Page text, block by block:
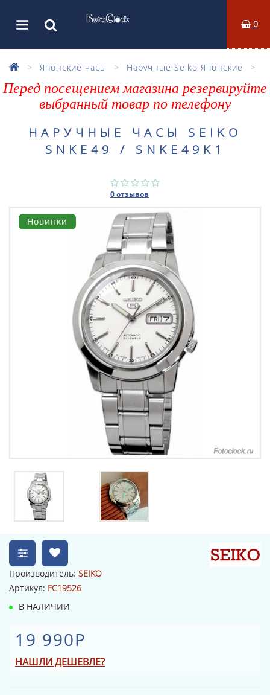
0
Японские часы Наручные Seiko Японские
Перед посещением магазина резервируйте
выбранный товар по телефону
НАРУЧНЫЕ ЧАСЫ SEIKO
SNKE49 / SNKE49K1
0 отзывов
Новинки
Производитель: SEIKO
Артикул: FC19526
В НАЛИЧИИ
19 990Р
НАШЛИ ДЕШЕВЛЕ?